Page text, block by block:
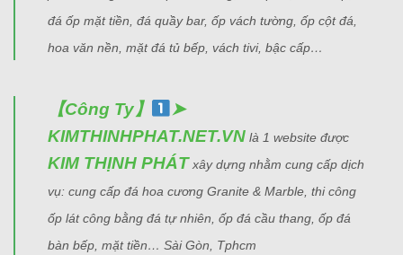
đá ốp mặt tiền, đá quầy bar, ốp vách tường, ốp cột đá,
hoa văn nền, mặt đá tủ bếp, vách tivi, bậc cấp…
【Công Ty】
➤
KIMTHINHPHAT.NET.VN là 1 website được
KIM THỊNH PHÁT xây dựng nhằm cung cấp dịch
vụ: cung cấp đá hoa cương Granite & Marble, thi công
ốp lát công bằng đá tự nhiên, ốp đá cầu thang, ốp đá
bàn bếp, mặt tiền… Sài Gòn, Tphcm